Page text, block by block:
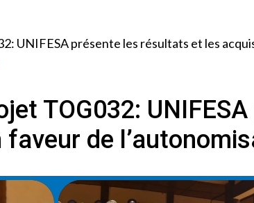
UNIFESA présente les résultats et les
TOG032:
de